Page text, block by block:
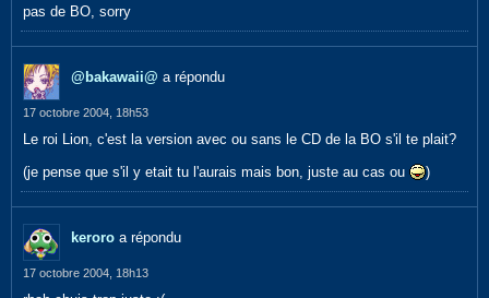
pas de BO, sorry
@bakawaii@ a répondu
17 octobre 2004, 18h53
Le roi Lion, c'est la version avec ou sans le CD de la BO s'il te plait?
(je pense que s'il y etait tu l'aurais mais bon, juste au cas ou
)
keroro a répondu
17 octobre 2004, 18h13